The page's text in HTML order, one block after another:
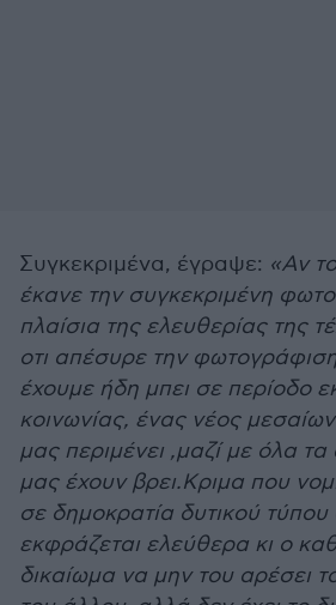
Συγκεκριμένα, έγραψε: «Αν
έκανε την συγκεκριμένη
πλαίσια της ελευθερίας της
οτι απέσυρε την
έχουμε ήδη μπει σε περίοδο
κοινωνίας, ένας νέος
μας περιμένει ,μαζί με όλα
μας έχουν βρει.Κριμα που
σε δημοκρατία δυτικού
εκφράζεται ελεύθερα κι ο
δικαίωμα να μην του αρέσει